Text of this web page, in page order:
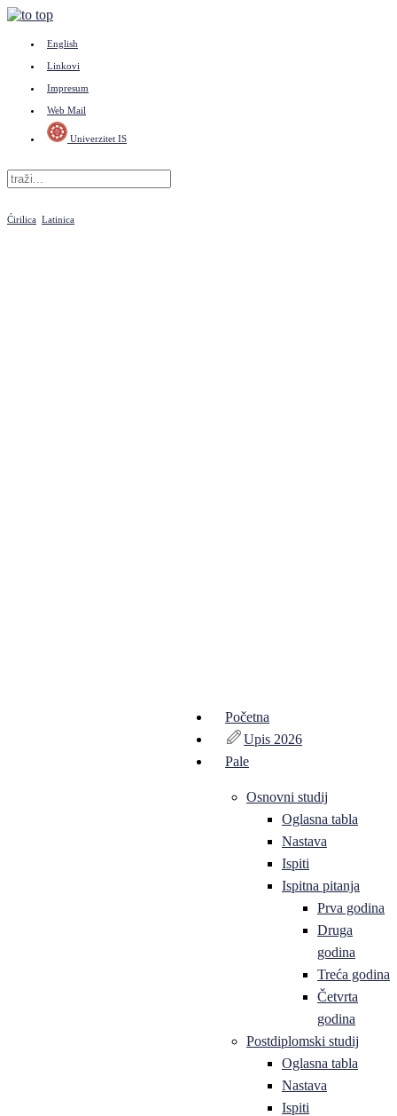
English
Linkovi
Impresum
Web Mail
Univerzitet IS
Ćirilica Latinica
Početna
Upis 2026
Pale
Osnovni studij
Oglasna tabla
Nastava
Ispiti
Ispitna pitanja
Prva godina
Druga
godina
Treća godina
Četvrta
godina
Postdiplomski studij
Oglasna tabla
Nastava
Ispiti